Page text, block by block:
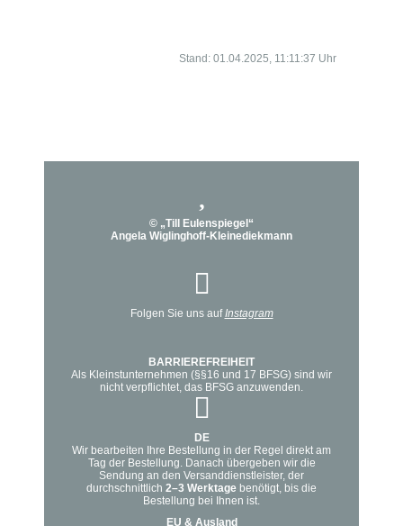
Stand: 01.04.2025, 11:11:37 Uhr
© „Till Eulenspiegel“
Angela Wiglinghoff-Kleinediekmann
Folgen Sie uns aufInstagram
BARRIEREFREIHEIT
Als Kleinstunternehmen (§§16 und 17 BFSG) sind wir
nicht verpflichtet, das BFSG anzuwenden.
DE
Wir bearbeiten Ihre Bestellung in der Regel direkt am
Tag der Bestellung. Danach übergeben wir die
Sendung an den Versanddienstleister, der
durchschnittlich 2–3 Werktage benötigt, bis die
Bestellung bei Ihnen ist.
EU & Ausland